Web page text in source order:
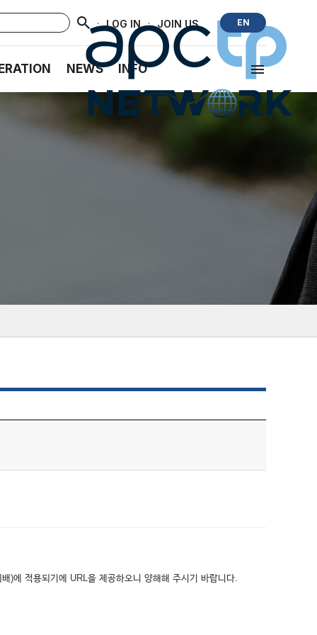
· LOG IN · JOIN US EN
NEWS INFO
)에 적용되기에 URL을 제공하오니 양해해 주시기 바랍니다.